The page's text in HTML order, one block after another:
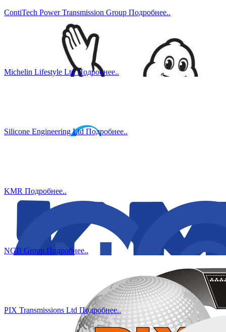
ContiTech Power Transmission Group Подробнеe..
Michelin Lifestyle LtdПодробнеe..
Silicone Engineering Ltd Подробнеe..
KMR Подробнеe..
NGB Group Подробнеe..
PIX Transmissions Ltd Подробнеe..